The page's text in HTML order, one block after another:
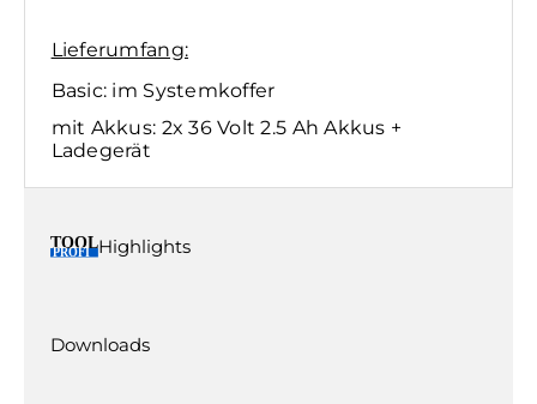
Lieferumfang:
Basic: im Systemkoffer
mit Akkus: 2x 36 Volt 2.5 Ah Akkus +
Ladegerät
Highlights
Downloads